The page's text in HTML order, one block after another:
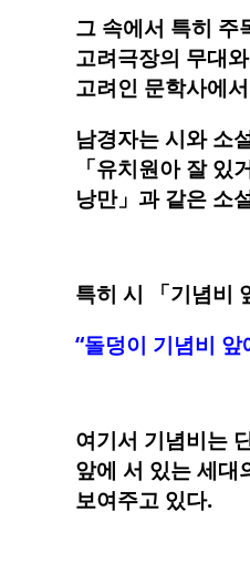
그 속에서 특히 주
고려극장의 무대
고려인 문학사에
남경자는 시와 소
「유치원아 잘
낭만」과 같은 소
특히 시 「기념비
“돌덩이 기념비
여기서 기념비는
앞에 서 있는 세대
보여주고 있다.